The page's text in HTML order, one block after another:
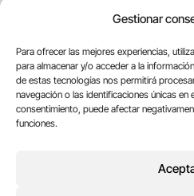
Gestionar
Para ofrecer las mejores experiencias,
para almacenar y/o acceder a la
de estas tecnologías nos permitirá
navegación o las identificaciones únicas
consentimiento, puede afectar
funciones.
Dirección
C/ Greses Nº12 (Bajo) 46020
Valencia, España
Términos legales